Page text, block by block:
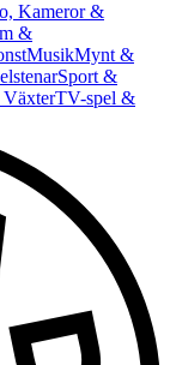
Kameror &
&
MusikMynt &
Sport &
VäxterTV-spel &